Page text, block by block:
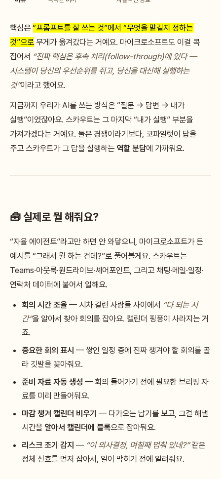
핵심은 “프롬프트를 잘 쓰는 것”에서 “무엇을 맡길지 정하는
것”으로 무게가 옮겨갔다는 거예요. 마이크로소프트도 이걸 콕
집어서 “진짜 핵심은 후속 처리(follow-through)에 있다 —
시스템이 당신의 우선순위를 쥐고, 당신을 대신해 실행하는
것”이라고 했어요.
지금까지 우리가 AI를 쓰는 방식은 “질문 → 답변 → 내가
실행”이었잖아요. 스카우트는 그 마지막 “내가 실행” 부분을
가져가겠다는 거예요. 둘은 경쟁이라기보다, 코파일럿이 답을
주고 스카우트가 그 답을 실행하는 역할 분담에 가까워요.
🧰 실제로 뭘 해줘요?
“자율 에이전트”라고만 하면 안 와닿으니, 마이크로소프트가 든
예시를 “그래서 뭘 하는 건데?”로 풀어볼게요. 스카우트는
Teams·아웃룩·원드라이브·셰어포인트, 그리고 채팅·메일·일정·
연락처 데이터에 붙어서 일해요.
회의 시간 조율 — 시차 걸린 사람들 사이에서 “다 되는 시
간”을 알아서 찾아 회의를 잡아요. 캘린더 핑퐁이 사라지는 거
죠.
중요한 회의 표시 — 쌓인 일정 중에 진짜 챙겨야 할 회의를 골
라 깃발을 꽂아줘요.
준비 자료 자동 생성 — 회의 들어가기 전에 필요한 브리핑 자
료를 미리 만들어둬요.
마감 챙겨 캘린더 비우기 — 다가오는 납기를 보고, 그걸 해낼
시간을 알아서 캘린더에 블록으로 잡아둬요.
리스크 조기 감지 — “이 의사결정, 며칠째 멈춰 있네?”같은
정체 신호를 먼저 잡아서, 일이 막히기 전에 알려줘요.